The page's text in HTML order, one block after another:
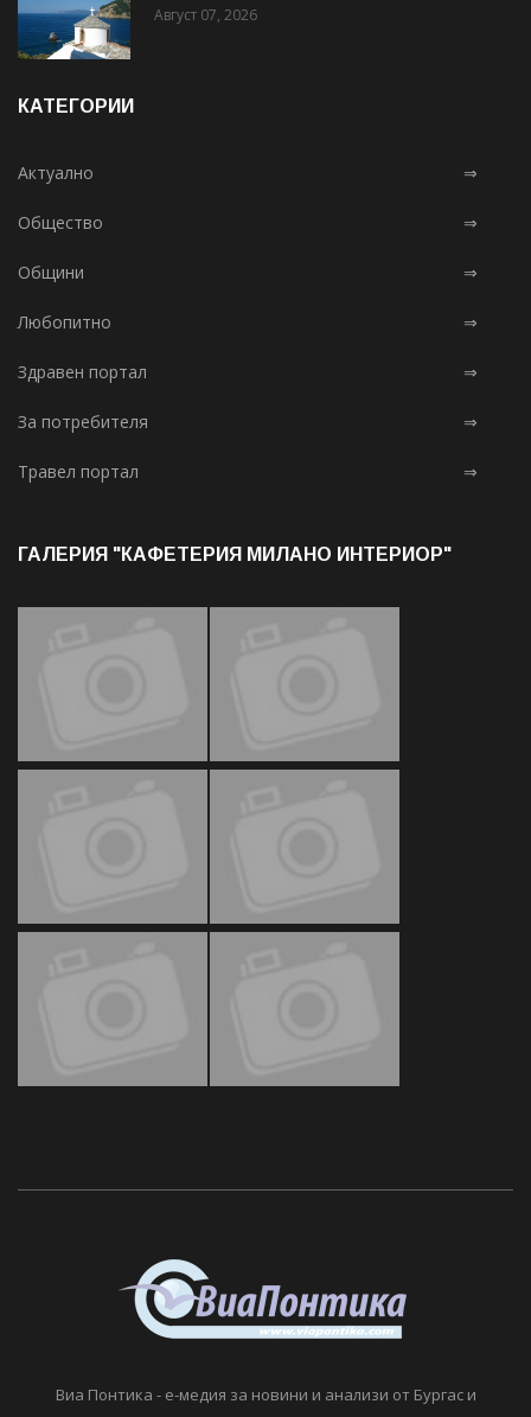
Август 07, 2026
КАТЕГОРИИ
Актуално ⇒
Общество ⇒
Общини ⇒
Любопитно ⇒
Здравен портал ⇒
За потребителя ⇒
Травел портал ⇒
ГАЛЕРИЯ "КАФЕТЕРИЯ МИЛАНО ИНТЕРИОР"
Виа Понтика - е-медия за новини и анализи от Бургас и